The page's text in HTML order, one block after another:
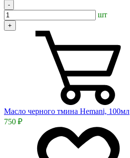
-
шт
+
Масло черного тмина Hemani, 100мл
750 ₽